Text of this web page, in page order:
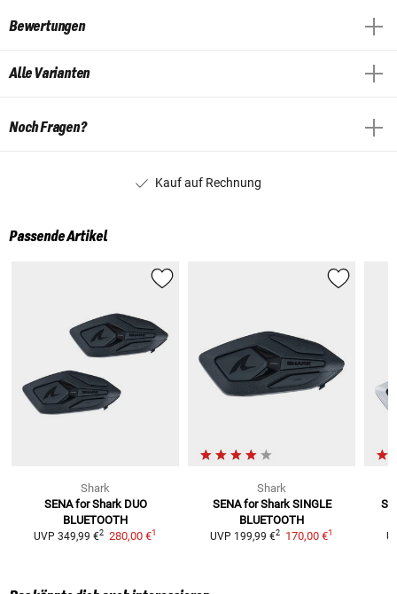
Bewertungen
Alle Varianten
Noch Fragen?
Kauf auf Rechnung
Passende Artikel
Shark
SENA for Shark DUO
BLUETOOTH
UVP 349,99 €2 280,00 €1
Shark
SENA for Shark SINGLE
BLUETOOTH
UVP 199,99 €2 170,00 €1